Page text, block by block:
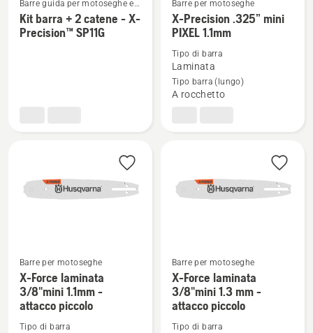
Vedi
maggiori
Precision™
Barre guida per motoseghe e
potatori ad asta
Kit barra + 2 catene - X-
Precision™ SP11G
Vedi
maggiori
dettagli
su
Precision
Barre per motoseghe
X-Precision .325” mini
PIXEL 1.1mm
Tipo di barra
Laminata
Tipo barra (lungo)
A rocchetto
Vedi
maggiori
dettagli
Barre per motoseghe
X-Force laminata
3/8"mini 1.1mm -
attacco piccolo
Tipo di barra
Vedi
maggiori
dettagli
Barre per motoseghe
X-Force laminata
3/8"mini 1.3 mm -
attacco piccolo
Tipo di barra